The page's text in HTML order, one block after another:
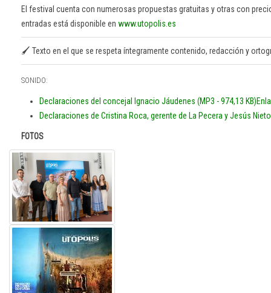
El festival cuenta con numerosas propuestas gratuitas y otras con
entradas está disponible en www.utopolis.es
🖌️ Texto en el que se respeta íntegramente contenido, redacción y
SONIDO:
Declaraciones del concejal Ignacio Jáudenes (MP3 - 974,13 KB)
Declaraciones de Cristina Roca, gerente de La Pecera y Jesús
FOTOS